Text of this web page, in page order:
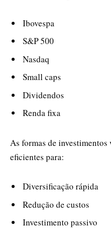
Ibovespa
S&P 500
Nasdaq
Small caps
Dividendos
Renda fixa
As formas de investimentos
eficientes para:
Diversificação rápida
Redução de custos
Investimento passivo